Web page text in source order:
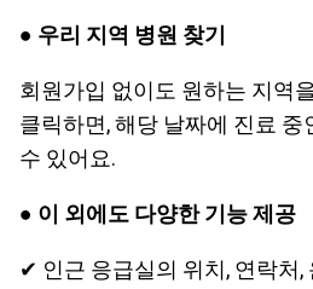
● 우리 지역 병원 찾기
회원가입 없이도 원하는 지역
클릭하면, 해당 날짜에 진료
수 있어요.
● 이 외에도 다양한 기능 제공
✔ 인근 응급실의 위치, 연락처,